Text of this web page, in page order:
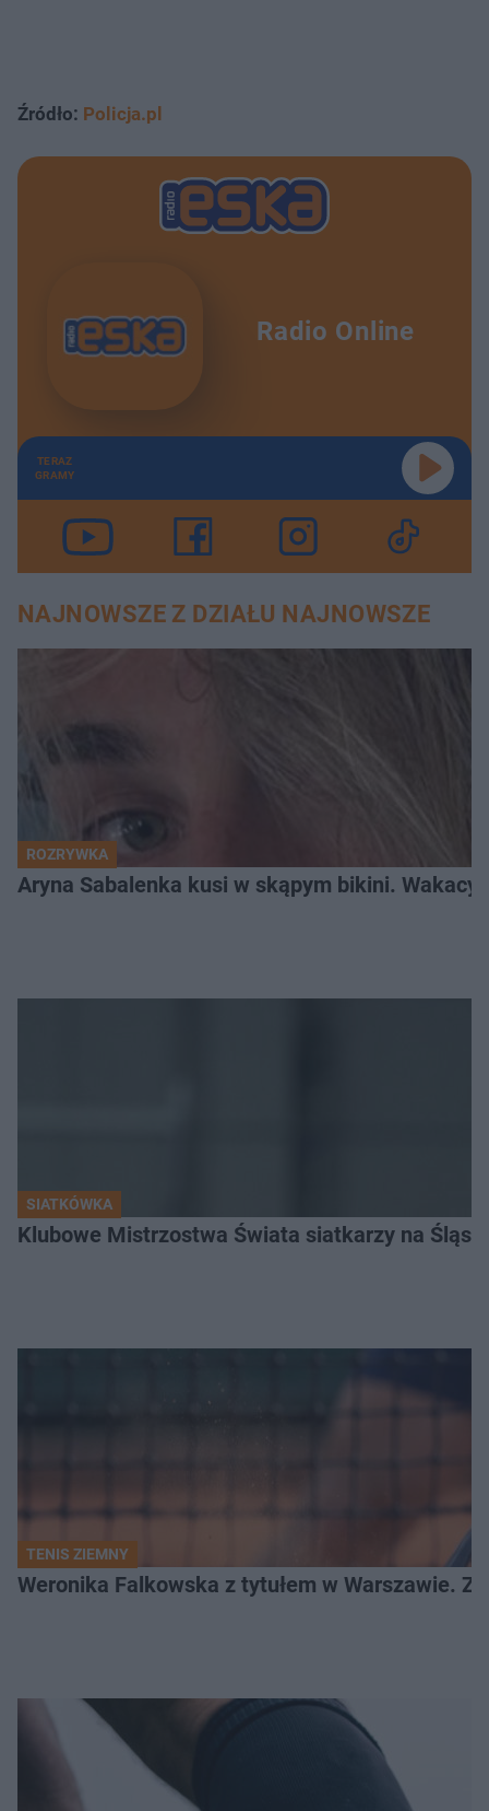
Źródło: Policja.pl
Radio Online
TERAZ
GRAMY
NAJNOWSZE Z DZIAŁU NAJNOWSZE
ROZRYWKA
Aryna Sabalenka kusi w skąpym bikini.
SIATKÓWKA
Klubowe Mistrzostwa Świata siatkarzy na
TENIS ZIEMNY
Weronika Falkowska z tytułem w Warszawie.